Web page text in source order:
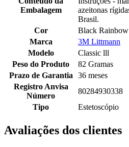
Embalagem
azeitonas
Brasil.
Cor
Black Rainbow
Marca
3M Littmann
Modelo
Classic lll
Peso do Produto
82 Gramas
Prazo de Garantia
36 meses
Registro Anvisa
Número
80284930338
Tipo
Estetoscópio
Avaliações dos clientes